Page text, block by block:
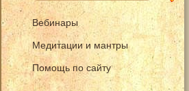
Вебинары
Медитации и мантры
Помощь по сайту